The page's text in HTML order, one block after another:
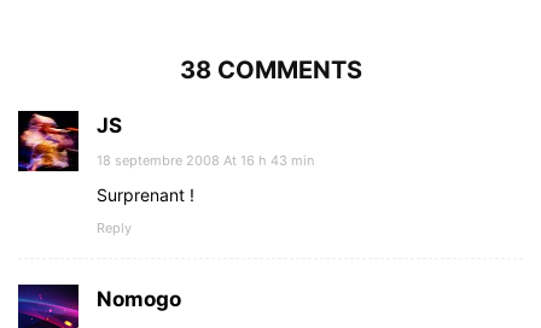
38 COMMENTS
JS
18 septembre 2008 At 16 h 43 min
Surprenant !
Reply
Nomogo